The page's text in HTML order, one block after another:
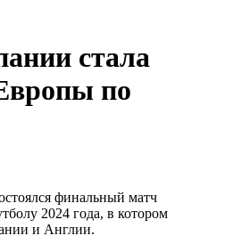
стала
по
финальный матч
2024 года, в котором
и Англии.